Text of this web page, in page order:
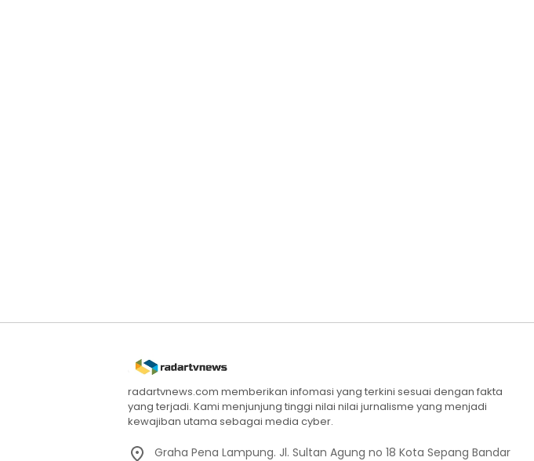
radartvnews.com memberikan infomasi yang terkini sesuai dengan fakta
yang terjadi. Kami menjunjung tinggi nilai nilai jurnalisme yang menjadi
kewajiban utama sebagai media cyber.
Graha Pena Lampung. Jl. Sultan Agung no 18 Kota Sepang Bandar